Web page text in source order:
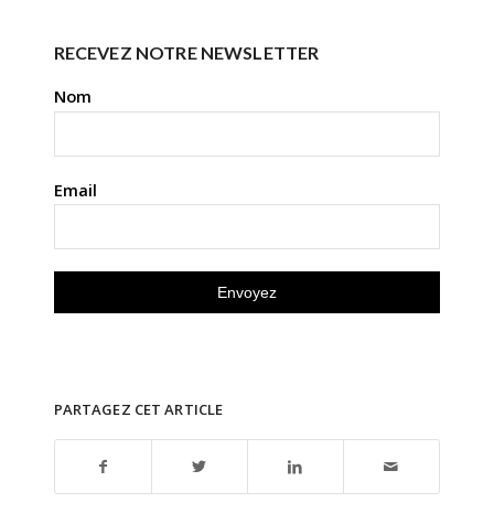
RECEVEZ NOTRE NEWSLETTER
Nom
Email
PARTAGEZ CET ARTICLE